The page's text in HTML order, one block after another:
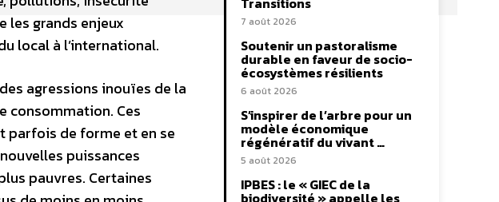
les grands enjeux
local à l’international.
agressions inouïes de la
consommation. Ces
parfois de forme et en se
puissances
pauvres. Certaines
7 août 2026
Soutenir un pastoralisme
durable en faveur de socio-
écosystèmes résilients
6 août 2026
S’inspirer de l’arbre pour un
modèle économique
régénératif du vivant …
5 août 2026
IPBES : le « GIEC de la
biodiversité » appelle les